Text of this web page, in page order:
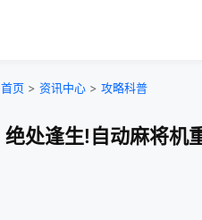
首页 > 资讯中心 > 攻略科普
绝处逢生!自动麻将机